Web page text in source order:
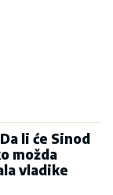
li će Sinod
možda
vladike